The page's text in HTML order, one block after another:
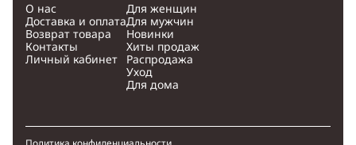
О нас
Доставка и оплата
Возврат товара
Контакты
Личный кабинет
Для женщин
Для мужчин
Новинки
Хиты продаж
Распродажа
Уход
Для дома